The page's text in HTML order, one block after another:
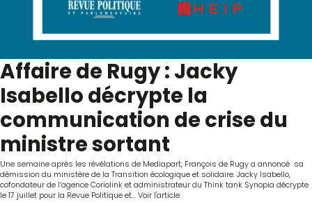
Affaire de Rugy : Jacky
Isabello décrypte la
communication de crise du
ministre sortant
Une semaine après les révélations de Mediapart, François de Rugy a annoncé sa
démission du ministère de la Transition écologique et solidaire. Jacky Isabello,
cofondateur de l’agence Coriolink et administrateur du Think tank Synopia décrypte
le 17 juillet pour la Revue Politique et...Voir l'article